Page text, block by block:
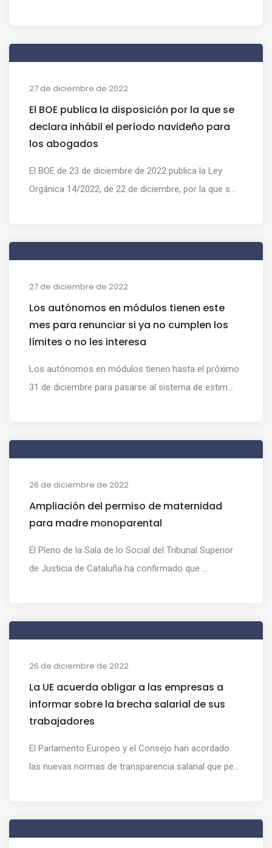
27 de diciembre de 2022
El BOE publica la disposición por la que se
declara inhábil el período navideño para
los abogados
El BOE de 23 de diciembre de 2022 publica la Ley
Orgánica 14/2022, de 22 de diciembre, por la que s...
27 de diciembre de 2022
Los autónomos en módulos tienen este
mes para renunciar si ya no cumplen los
límites o no les interesa
Los autónomos en módulos tienen hasta el próximo
31 de diciembre para pasarse al sistema de estim...
26 de diciembre de 2022
Ampliación del permiso de maternidad
para madre monoparental
El Pleno de la Sala de lo Social del Tribunal Superior
de Justicia de Cataluña ha confirmado que ...
26 de diciembre de 2022
La UE acuerda obligar a las empresas a
informar sobre la brecha salarial de sus
trabajadores
El Parlamento Europeo y el Consejo han acordado
las nuevas normas de transparencia salarial que pe...